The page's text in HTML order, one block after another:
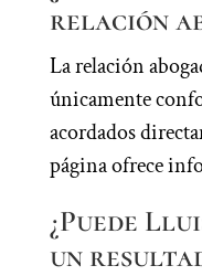
relación
La relación
únicamente
acordados
página ofrece
¿Puede
un